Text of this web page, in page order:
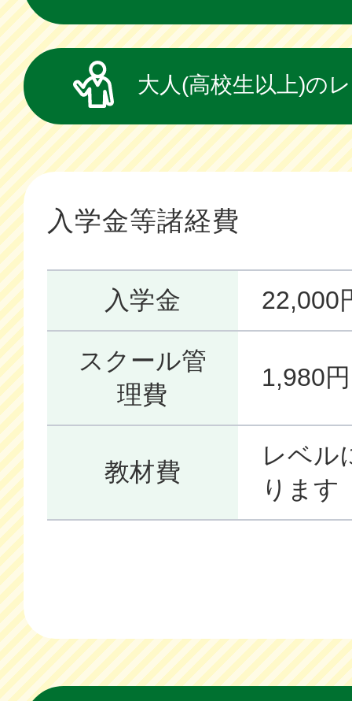
大人(高校生以上)の
入学金等諸経費
入学金 22,000
スクール管
理費
1,980
教材費
レベル
ります